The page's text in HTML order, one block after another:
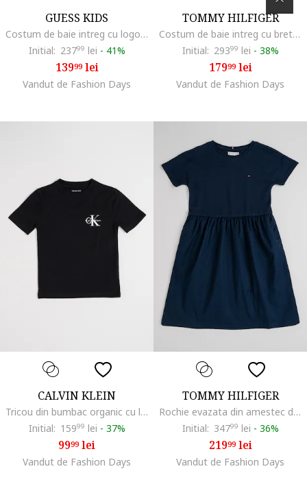
GUESS KIDS
Costum de baie intreg cu logo, Fucsia
Initial: 23799 lei - 41%
13999lei
Vandut de Fashion Days
TOMMY HILFIGER
Costum de baie intreg cu bretele incrucisate pe spate, Rosu/Alb optic
Initial: 29399 lei - 38%
17999lei
Vandut de Fashion Days
CALVIN KLEIN
Tricou din bumbac organic cu logo, Negru
Initial: 15999 lei - 37%
9999lei
Vandut de Fashion Days
TOMMY HILFIGER
Rochie evazata din amestec de bumbac organic, Albastru ultramarin
Initial: 34799 lei - 36%
21999lei
Vandut de Fashion Days